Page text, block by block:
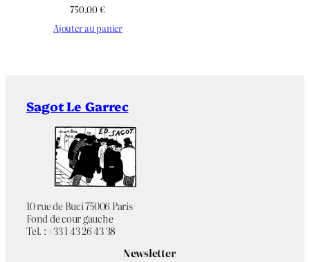
750.00€
Ajouter au panier
Sagot Le Garrec
10 rue de Buci 75006 Paris
Fond de cour gauche
Tel. : +33 1 43 26 43 38
Newsletter